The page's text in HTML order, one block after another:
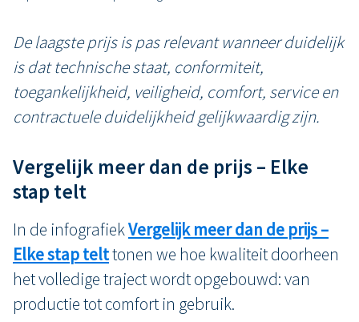
De laagste prijs is pas relevant wanneer duidelijk
is dat technische staat, conformiteit,
toegankelijkheid, veiligheid, comfort, service en
contractuele duidelijkheid gelijkwaardig zijn.
Vergelijk meer dan de prijs – Elke
stap telt
In de infografiekVergelijk meer dan de prijs –
Elke stap telttonen we hoe kwaliteit doorheen
het volledige traject wordt opgebouwd: van
productie tot comfort in gebruik.